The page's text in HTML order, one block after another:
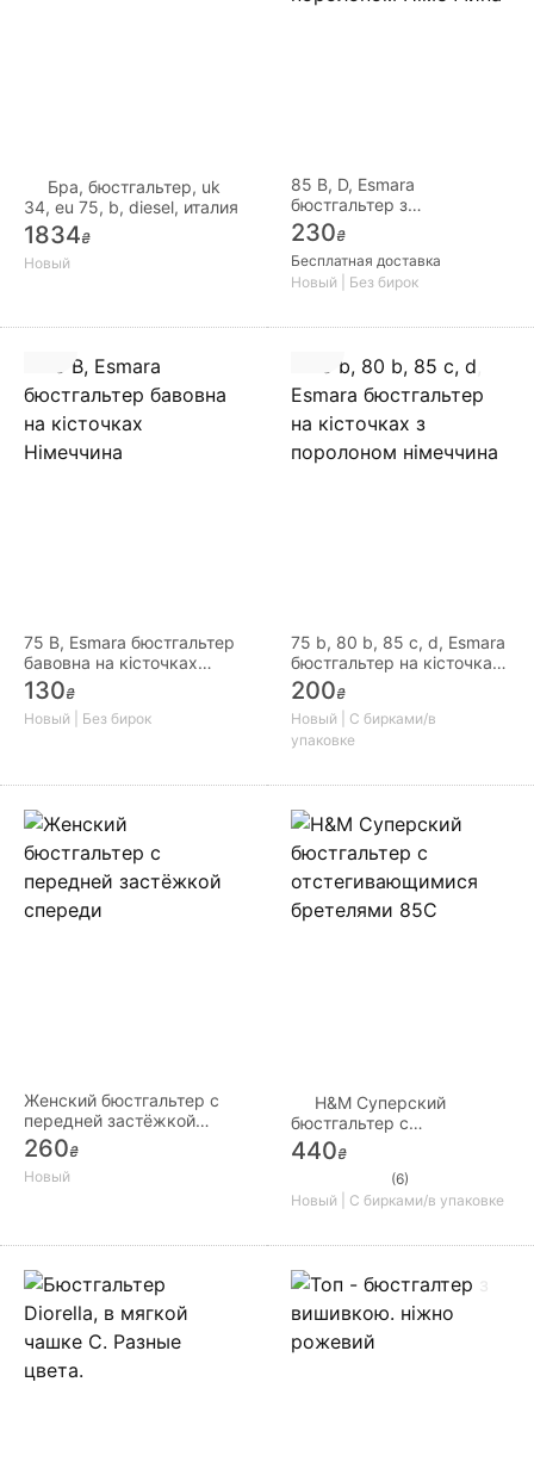
Бра, бюстгальтер, uk
34, eu 75, b, diesel, италия
1834₴
Новый
85 В, D, Esmara
бюстгальтер з
мереживом, з поролоном
Німеччина
230₴
Бесплатная доставка
Новый | Без бирок
75 B, Esmara бюстгальтер
бавовна на кісточках
Німеччина
130₴
Новый | Без бирок
75 b, 80 b, 85 с, d, Esmara
бюстгальтер на кісточках
з поролоном німеччина
200₴
Новый | С бирками/в
упаковке
Женский бюстгальтер с
передней застёжкой
спереди
260₴
Новый
H&M Суперский
бюстгальтер с
отстегивающимися
бретелями 85С
440₴
(6)
Новый | С бирками/в упаковке